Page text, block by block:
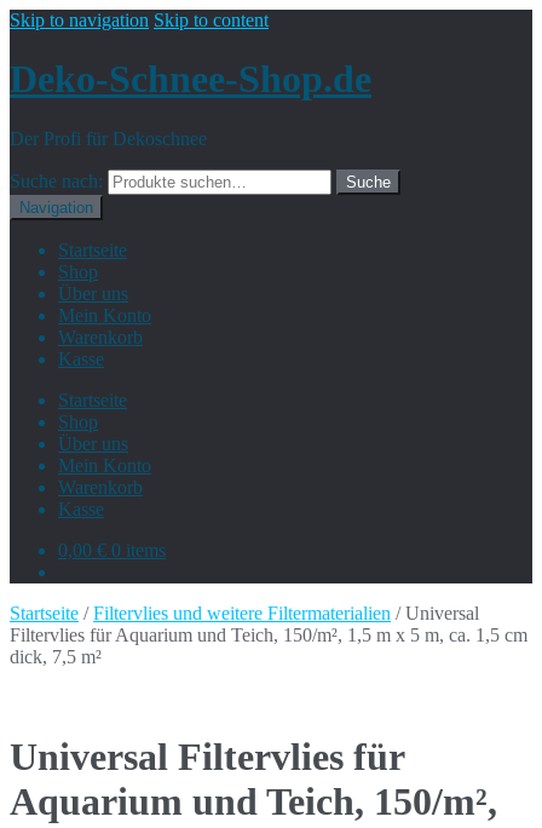
Skip to navigation Skip to content
Deko-Schnee-Shop.de
Der Profi für Dekoschnee
Suche nach:
Suche
Navigation
Startseite
Shop
Über uns
Mein Konto
Warenkorb
Kasse
Startseite
Shop
Über uns
Mein Konto
Warenkorb
Kasse
0,00 € 0 items
Startseite /Filtervlies und weitere Filtermaterialien / Universal
Filtervlies für Aquarium und Teich, 150/m², 1,5 m x 5 m, ca. 1,5 cm
dick, 7,5 m²
Universal Filtervlies für
Aquarium und Teich, 150/m²,